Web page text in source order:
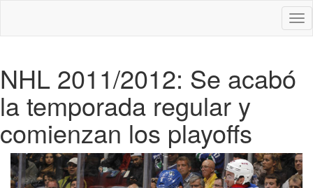
NHL 2011/2012: Se acabó
la temporada regular y
comienzan los playoffs